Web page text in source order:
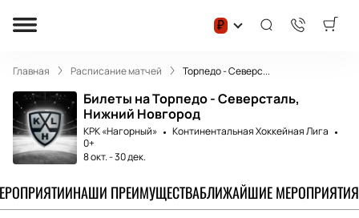
₽
Главная Расписание матчей Торпедо - Северс...
Билеты на Торпедо - Северсталь,
Нижний Новгород
КРК «Нагорный»
Континентальная Хоккейная Лига
0+
8 окт.-30 дек.
НАШИ ПРЕИМУЩЕСТВАБЛИЖАЙШИЕ МЕРОПРИЯТИЯ